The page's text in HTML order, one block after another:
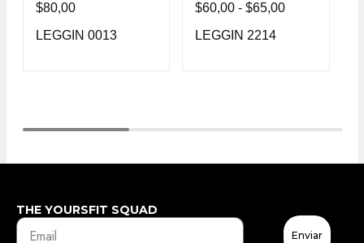
$80,00
LEGGIN 0013
$60,00 - $65,00
LEGGIN 2214
THE YOURSFIT SQUAD
Enviar